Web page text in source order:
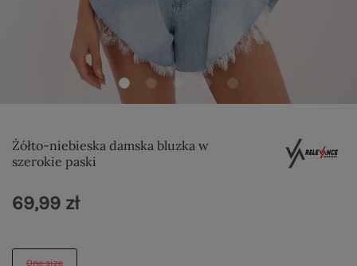
Żółto-niebieska damska bluzka w
szerokie paski
One size
69,99 zł